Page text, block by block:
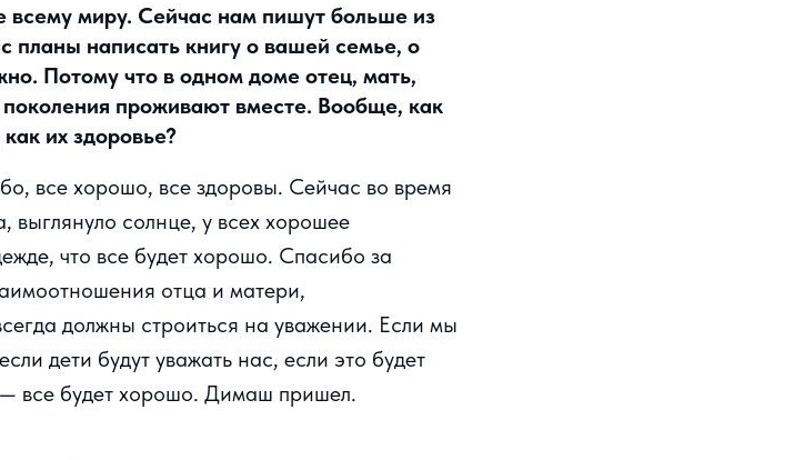
всему миру. Сейчас нам пишут больше из
планы написать книгу о вашей семье, о
Потому что в одном доме отец, мать,
проживают вместе. Вообще, как
их здоровье?
все хорошо, все здоровы. Сейчас во время
солнце, у всех хорошее
что все будет хорошо. Спасибо за
отца и матери,
должны строиться на уважении. Если мы
дети будут уважать нас, если это будет
— все будет хорошо. Димаш пришел.